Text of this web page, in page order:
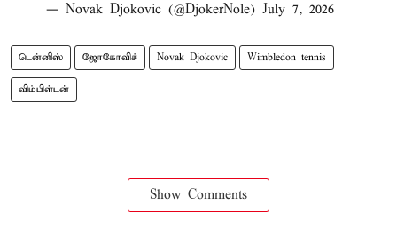
— Novak Djokovic (@DjokerNole) July 7, 2026
டென்னிஸ் ஜோகோவிச் Novak Djokovic Wimbledon tennis
விம்பிள்டன்
Show Comments